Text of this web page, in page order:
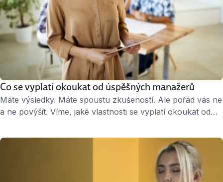
Co se vyplatí okoukat od úspěšných manažerů
Máte výsledky. Máte spoustu zkušeností. Ale pořád vás ne
a ne povýšit. Víme, jaké vlastnosti se vyplatí okoukat od
rozjela. 1. Vnímejte celek Úspěšní lídři se dokáží oprostit
od mikromanagementu a necyklí se v drobných
problémech. Důležité situace vidí v celém jejich kontextu,
což jim pomáhá učinit správná rozhodnutí včas. …